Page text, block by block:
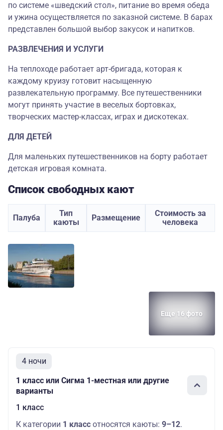
по системе «шведский стол», питание во время обеда
и ужина осуществляется по заказной системе. В барах
представлен большой выбор закусок и напитков.
РАЗВЛЕЧЕНИЯ И УСЛУГИ
На теплоходе работает арт-бригада, которая к
каждому круизу готовит насыщенную
развлекательную программу. Все путешественники
могут принять участие в веселых бортовках,
творческих мастер-классах, играх и дискотеках.
ДЛЯ ДЕТЕЙ
Для маленьких путешественников на борту работает
детская игровая комната.
Список свободных кают
Палуба
Тип
каюты
Размещение
Стоимость за
человека
Еще 16 фото
4 ночи
1 класс или Сигма 1-местная или другие
варианты
1 класс
К категории 1 класс относятся каюты: 9–12.